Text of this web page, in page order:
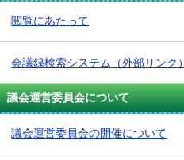
閲覧にあたって
会議録検索システム （外部リンク）
議会運営委員会について
議会運営委員会の開催について